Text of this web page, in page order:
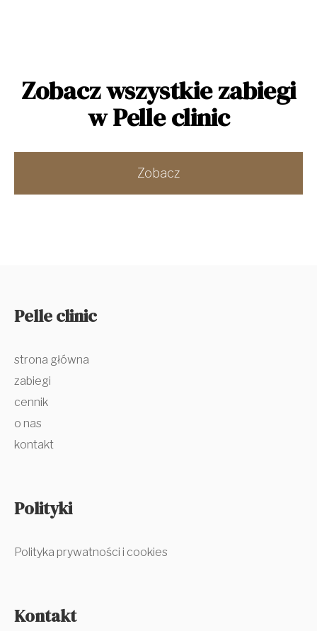
Zobacz wszystkie zabiegi
w Pelle clinic
Zobacz
Pelle clinic
strona główna
zabiegi
cennik
o nas
kontakt
Polityki
Polityka prywatności i cookies
Kontakt